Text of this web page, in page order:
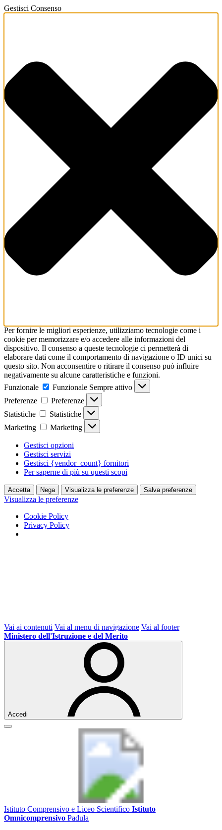
Gestisci Consenso
Per fornire le migliori esperienze, utilizziamo tecnologie come i
cookie per memorizzare e/o accedere alle informazioni del
dispositivo. Il consenso a queste tecnologie ci permetterà di
elaborare dati come il comportamento di navigazione o ID unici su
questo sito. Non acconsentire o ritirare il consenso può influire
negativamente su alcune caratteristiche e funzioni.
Funzionale
Funzionale Sempre attivo
Preferenze
Preferenze
Statistiche
Statistiche
Marketing
Marketing
Gestisci opzioni
Gestisci servizi
Gestisci {vendor_count} fornitori
Per saperne di più su questi scopi
Accetta Nega Visualizza le preferenze Salva preferenze
Visualizza le preferenze
Cookie Policy
Privacy Policy
Vai ai contenuti Vai al menu di navigazione Vai al footer
Ministero dell'Istruzione e del Merito
Accedi
Istituto Comprensivo e Liceo Scientifico Istituto
Omnicomprensivo Padula